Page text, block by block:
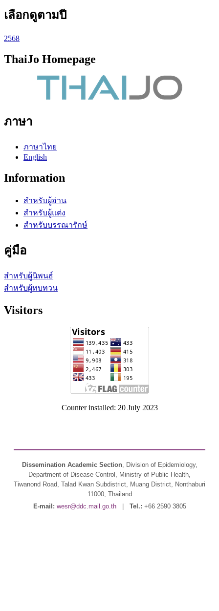
เลือกดูตามปี
2568
ThaiJo Homepage
ภาษา
ภาษาไทย
English
Information
สำหรับผู้อ่าน
สำหรับผู้แต่ง
สำหรับบรรณารักษ์
คู่มือ
สำหรับผู้นิพนธ์
สำหรับผู้ทบทวน
Visitors
Counter installed: 20 July 2023
Dissemination Academic Section, Division of Epidemiology,
Department of Disease Control, Ministry of Public Health,
Tiwanond Road, Talad Kwan Subdistrict, Muang District, Nonthaburi
11000, Thailand
E-mail: wesr@ddc.mail.go.th| Tel.: +66 2590 3805